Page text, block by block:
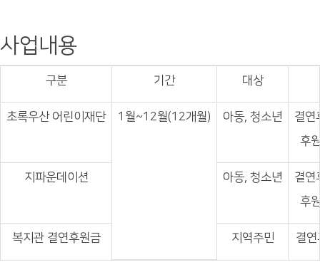
사업내용
구분 기간 대상
초록우산 어린이재단 1월~12월(12개월) 아동, 청소년
결연
후
지파운데이션 아동, 청소년
결연
후
복지관 결연후원금 지역주민 결